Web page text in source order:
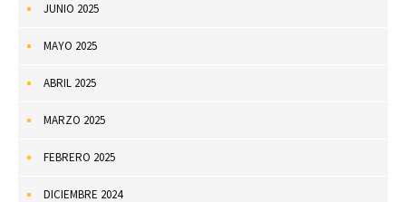
JUNIO 2025
MAYO 2025
ABRIL 2025
MARZO 2025
FEBRERO 2025
DICIEMBRE 2024